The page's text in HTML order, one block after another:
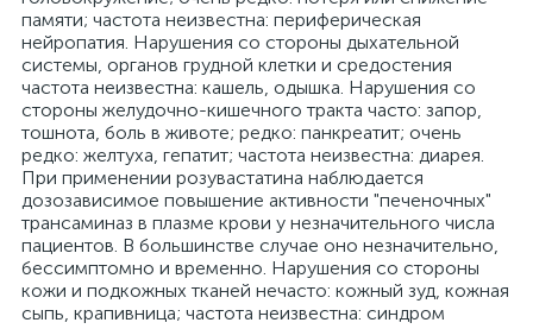
памяти; частота неизвестна: периферическая
нейропатия. Нарушения со стороны дыхательной
системы, органов грудной клетки и средостения
частота неизвестна: кашель, одышка. Нарушения со
стороны желудочно-кишечного тракта часто: запор,
тошнота, боль в животе; редко: панкреатит; очень
редко: желтуха, гепатит; частота неизвестна: диарея.
При применении розувастатина наблюдается
дозозависимое повышение активности "печеночных"
трансаминаз в плазме крови у незначительного числа
пациентов. В большинстве случае оно незначительно,
бессимптомно и временно. Нарушения со стороны
кожи и подкожных тканей нечасто: кожный зуд, кожная
сыпь, крапивница; частота неизвестна: синдром